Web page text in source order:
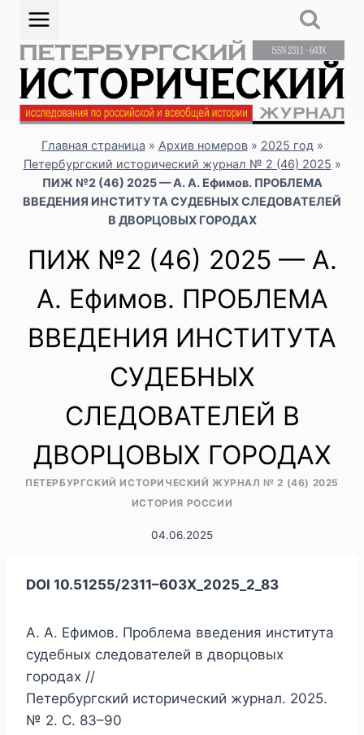
Перейти
содержимому
Главная страница » Архив номеров» 2025 год »
Петербургский исторический журнал № 2 (46) 2025 »
ПИЖ №2 (46) 2025 — А. А. Ефимов. ПРОБЛЕМА
ВВЕДЕНИЯ ИНСТИТУТА СУДЕБНЫХ СЛЕДОВАТЕЛЕЙ
В ДВОРЦОВЫХ ГОРОДАХ
ПИЖ №2 (46) 2025 — А.
А. Ефимов. ПРОБЛЕМА
ВВЕДЕНИЯ ИНСТИТУТА
СУДЕБНЫХ
СЛЕДОВАТЕЛЕЙ В
ДВОРЦОВЫХ ГОРОДАХ
ПЕТЕРБУРГСКИЙ ИСТОРИЧЕСКИЙ ЖУРНАЛ № 2 (46) 2025
ИСТОРИЯ РОССИИ
04.06.2025
DOI 10.51255/2311–603X_2025_2_83
А. А. Ефимов. Проблема введения института
судебных следователей в дворцовых
городах //
Петербургский исторический журнал. 2025.
№ 2. С. 83–90